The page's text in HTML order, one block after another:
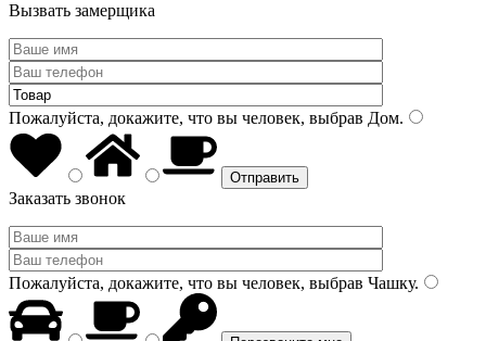
Вызвать замерщика
Пожалуйста, докажите, что вы человек, выбрав Дом.
Заказать звонок
Пожалуйста, докажите, что вы человек, выбрав Чашку.